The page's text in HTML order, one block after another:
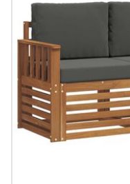
#sharemevidaxl